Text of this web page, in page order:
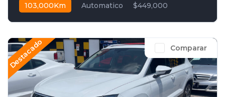
103,000Km Automatico $449,000
Comparar
Destacado